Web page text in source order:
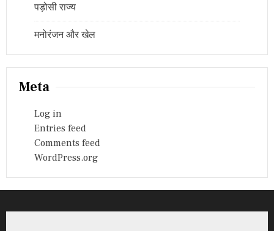
पड़ोसी राज्य
मनोरंजन और खेल
Meta
Log in
Entries feed
Comments feed
WordPress.org